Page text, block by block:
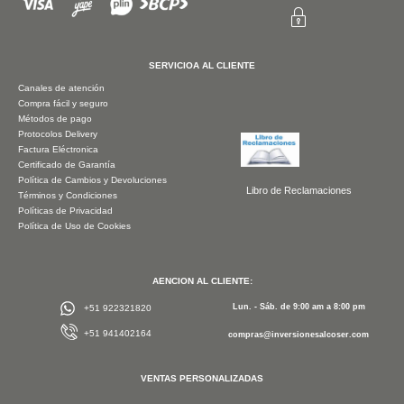
SERVICIOA AL CLIENTE
Canales de atención
Compra fácil y seguro
Métodos de pago
Protocolos Delivery
Factura Eléctronica
Certificado de Garantía
Política de Cambios y Devoluciones
Términos y Condiciones
Políticas de Privacidad
Política de Uso de Cookies
Libro de Reclamaciones
AENCION AL CLIENTE:
+51 922321820
+51 941402164
Lun. - Sáb. de 9:00 am a 8:00 pm
compras@inversionesalcoser.com
VENTAS PERSONALIZADAS